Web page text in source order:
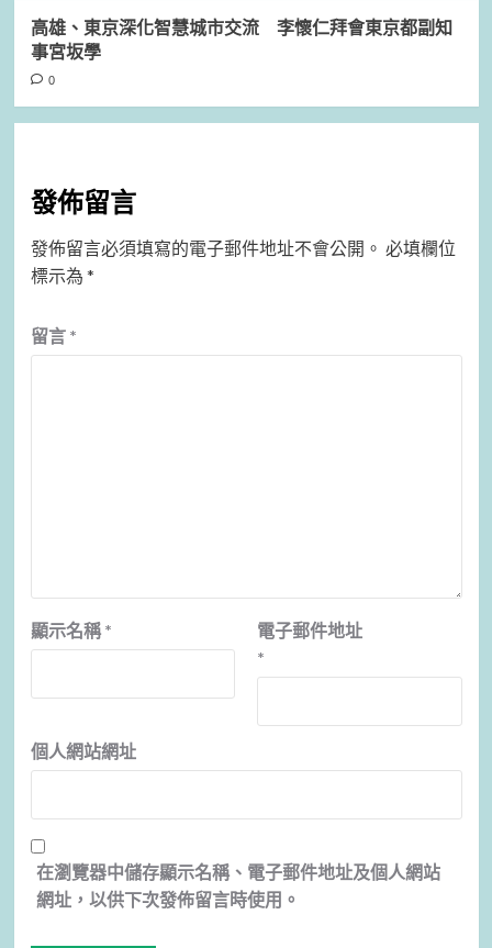
高雄、東京深化智慧城市交流 李懷仁拜會東京都副知
事宮坂學
0
發佈留言
發佈留言必須填寫的電子郵件地址不會公開。 必填欄位
標示為 *
留言 *
顯示名稱 *
電子郵件地址
*
個人網站網址
在瀏覽器中儲存顯示名稱、電子郵件地址及個人網站
網址，以供下次發佈留言時使用。